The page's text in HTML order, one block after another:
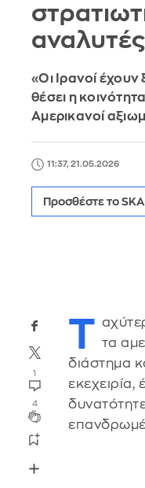
αναλυτές
«Οι Ιρανοί
θέσει η
Αμερικανοί
11:37, 21.05.2026
Προσθέστε το
1
4
Τ τα
διάστημα
εκεχειρία,